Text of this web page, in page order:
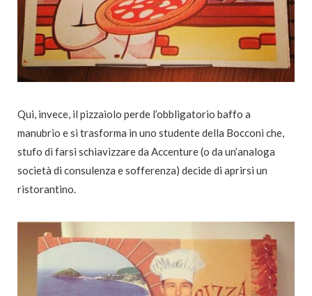
Qui, invece, il pizzaiolo perde l’obbligatorio baffo a
manubrio e si trasforma in uno studente della Bocconi che,
stufo di farsi schiavizzare da Accenture (o da un’analoga
società di consulenza e sofferenza) decide di aprirsi un
ristorantino.